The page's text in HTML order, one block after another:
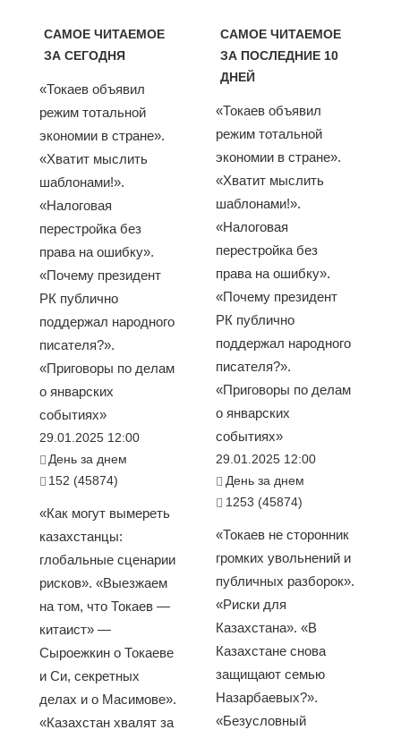
САМОЕ ЧИТАЕМОЕ
ЗА СЕГОДНЯ
«Токаев объявил
режим тотальной
экономии в стране».
«Хватит мыслить
шаблонами!».
«Налоговая
перестройка без
права на ошибку».
«Почему президент
РК публично
поддержал народного
писателя?».
«Приговоры по делам
о январских
событиях»
29.01.2025 12:00
День за днем
152 (45874)
«Как могут вымереть
казахстанцы:
глобальные сценарии
рисков». «Выезжаем
на том, что Токаев —
китаист» —
Сыроежкин о Токаеве
и Си, секретных
делах и о Масимове».
«Казахстан хвалят за
САМОЕ ЧИТАЕМОЕ
ЗА ПОСЛЕДНИЕ 10
ДНЕЙ
«Токаев объявил
режим тотальной
экономии в стране».
«Хватит мыслить
шаблонами!».
«Налоговая
перестройка без
права на ошибку».
«Почему президент
РК публично
поддержал народного
писателя?».
«Приговоры по делам
о январских
событиях»
29.01.2025 12:00
День за днем
1253 (45874)
«Токаев не сторонник
громких увольнений и
публичных разборок».
«Риски для
Казахстана». «В
Казахстане снова
защищают семью
Назарбаевых?».
«Безусловный